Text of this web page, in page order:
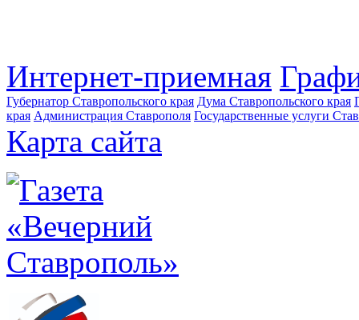
Интернет-приемная
Губернатор Ставропольского края Дума Ставропольского края
края Администрация Ставрополя Государственные услуги
Карта сайта